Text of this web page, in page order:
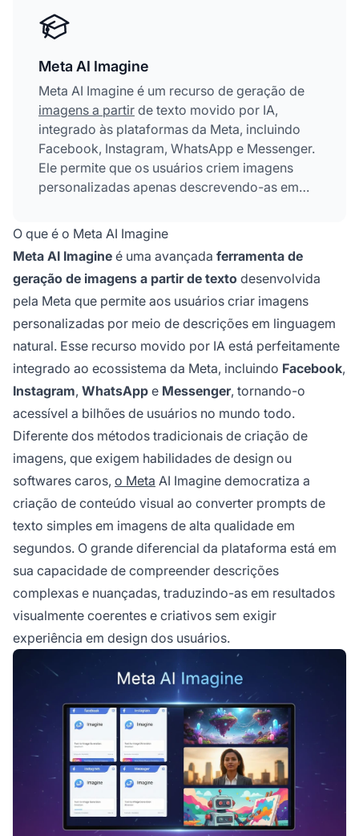
Meta AI Imagine
Meta AI Imagine é um recurso de geração de
imagens a partir de texto movido por IA,
integrado às plataformas da Meta, incluindo
Facebook, Instagram, WhatsApp e Messenger.
Ele permite que os usuários criem imagens
personalizadas apenas descrevendo-as em
incluem geração personalizada de imagens,
edição criativa e animação de imagens. A
ferramenta é gratuita e acessível a todos os
usuários do ecossistema da Meta, sem exigir
habilidades de design ou conhecimento
técnico.
O que é o Meta AI Imagine
Meta AI Imagine é uma avançada ferramenta de
geração de imagens a partir de texto desenvolvida
pela Meta que permite aos usuários criar imagens
personalizadas por meio de descrições em linguagem
natural. Esse recurso movido por IA está perfeitamente
integrado ao ecossistema da Meta, incluindo Facebook,
Instagram, WhatsApp e Messenger, tornando-o
acessível a bilhões de usuários no mundo todo.
Diferente dos métodos tradicionais de criação de
imagens, que exigem habilidades de design ou
softwares caros, o Meta AI Imagine democratiza a
criação de conteúdo visual ao converter prompts de
texto simples em imagens de alta qualidade em
segundos. O grande diferencial da plataforma está em
sua capacidade de compreender descrições
complexas e nuançadas, traduzindo-as em resultados
visualmente coerentes e criativos sem exigir
experiência em design dos usuários.